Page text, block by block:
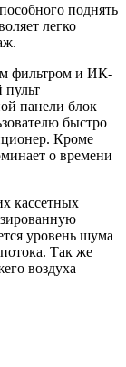
поднять
легко
фильтром и ИК-
панели блок
быстро
Кроме
о времени
кассетных
уровень шума
Так же
воздуха